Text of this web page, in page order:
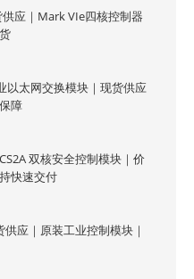
供应｜Mark VIe四核控制器
以太网交换模块｜现货供应
障
双核安全控制模块｜价
快速交付
供应｜原装工业控制模块｜